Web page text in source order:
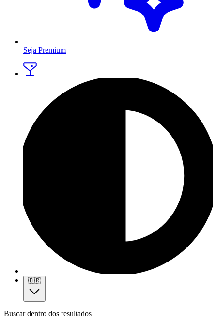
Seja Premium
🇧🇷
Buscar dentro dos resultados